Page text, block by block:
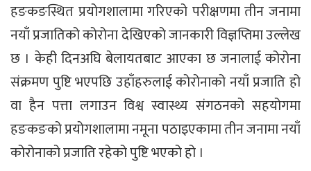
हङकङस्थित प्रयोगशालामा गरिएको परीक्षणमा तीन जनामा
नयाँ प्रजातिको कोरोना देखिएको जानकारी विज्ञप्तिमा उल्लेख
छ । केही दिनअघि बेलायतबाट आएका छ जनालाई कोरोना
संक्रमण पुष्टि भएपछि उहाँहरुलाई कोरोनाको नयाँ प्रजाति हो
वा हैन पत्ता लगाउन विश्व स्वास्थ्य संगठनको सहयोगमा
हङकङको प्रयोगशालामा नमूना पठाइएकामा तीन जनामा नयाँ
कोरोनाको प्रजाति रहेको पुष्टि भएको हो ।